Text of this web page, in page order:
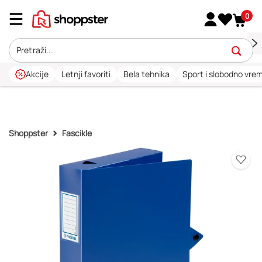
0
Akcije Letnji favoriti Bela tehnika Sport i slobodno
Shoppster Fascikle